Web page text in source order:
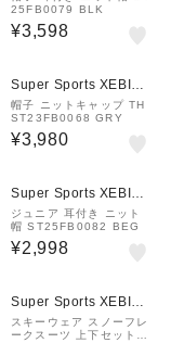
25FB0079 BLK
¥3,598
Super Sports XEBIO
&mall店
帽子 ニットキャップ TH
ST23FB0068 GRY
¥3,980
Super Sports XEBIO
&mall店
ジュニア 耳付き ニット
帽 ST25FB0082 BEG
¥2,998
Super Sports XEBIO
&mall店
スキーウェア スノーフレ
ークスーツ 上下セット S